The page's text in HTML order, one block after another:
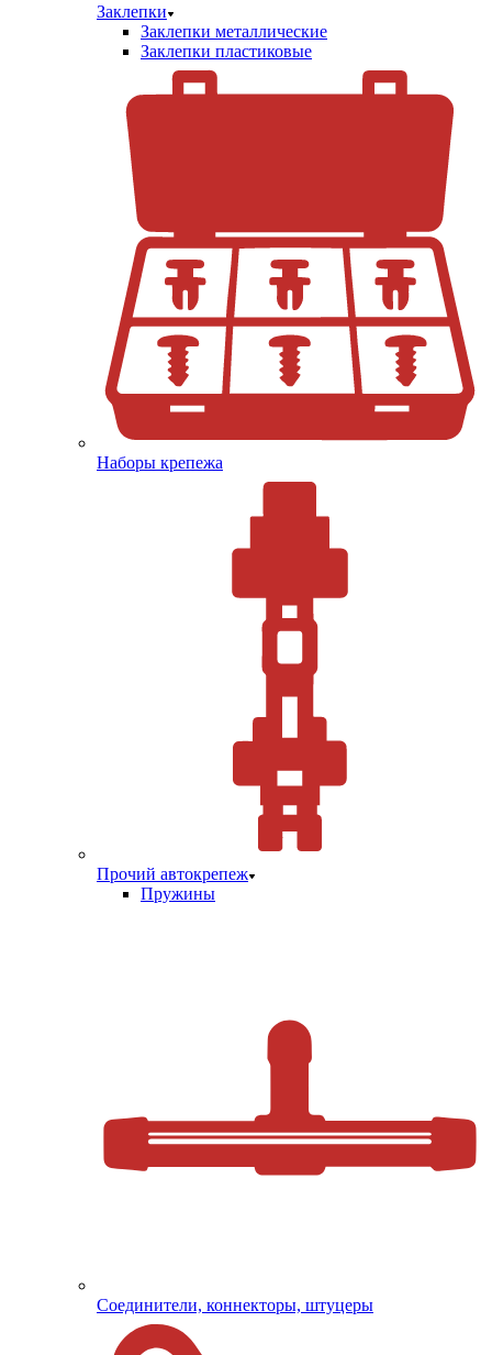
Заклепки
Заклепки металлические
Заклепки пластиковые
Наборы крепежа
Прочий автокрепеж
Пружины
Соединители, коннекторы, штуцеры